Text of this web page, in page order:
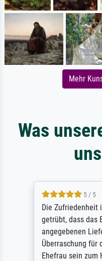
Mehr
Was
5 / 5
Die Zufriedenheit
getrübt, dass das
angegebenen
Überraschung für
Ehefrau sein zum